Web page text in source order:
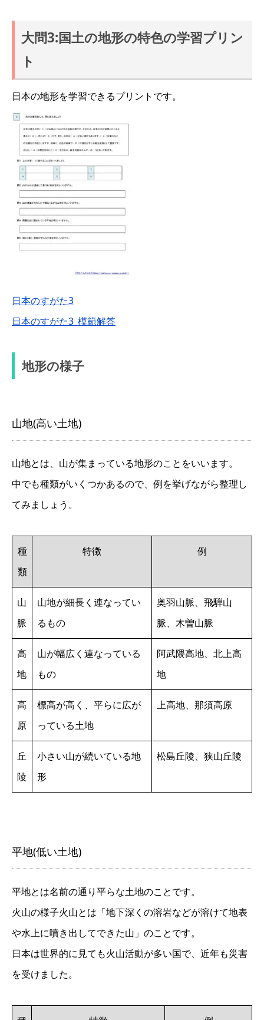
大問3:国土の地形の特色の学習プリン
ト
日本の地形を学習できるプリントです。
日本のすがた3
日本のすがた3_模範解答
地形の様子
山地(高い土地)
山地とは、山が集まっている地形のことをいいます。
中でも種類がいくつかあるので、例を挙げながら整理し
てみましょう。
種
類
特徴 例
山
脈
山地が細長く連なってい
るもの
奥羽山脈、飛騨山
脈、木曽山脈
高
地
山が幅広く連なっている
もの
阿武隈高地、北上高
地
高
原
標高が高く、平らに広が
っている土地
上高地、那須高原
丘
陵
小さい山が続いている地
形
松島丘陵、狭山丘陵
平地(低い土地)
平地とは名前の通り平らな土地のことです。
火山の様子火山とは「地下深くの溶岩などが溶けて地表
や水上に噴き出してできた山」のことです。
日本は世界的に見ても火山活動が多い国で、近年も災害
を受けました。